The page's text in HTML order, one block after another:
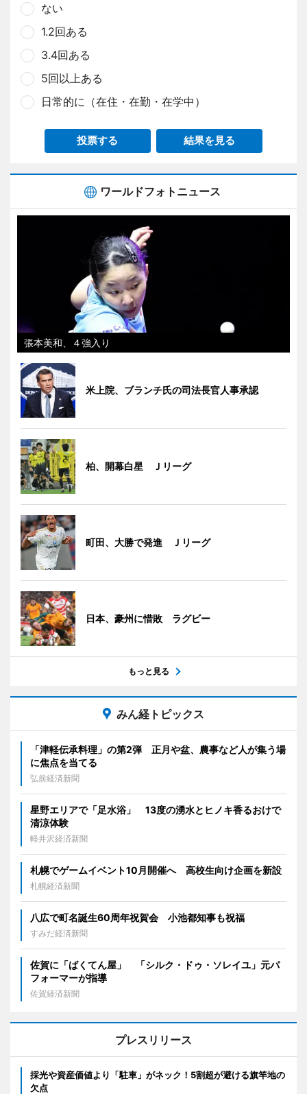
ない
1.2回ある
3.4回ある
5回以上ある
日常的に（在住・在勤・在学中）
投票する 結果を見る
ワールドフォトニュース
張本美和、４強入り
米上院、ブランチ氏の司法長官人事承認
柏、開幕白星 Ｊリーグ
町田、大勝で発進 Ｊリーグ
日本、豪州に惜敗 ラグビー
もっと見る
みん経トピックス
「津軽伝承料理」の第2弾 正月や盆、農事など人が集う場
に焦点を当てる
弘前経済新聞
星野エリアで「足水浴」 13度の湧水とヒノキ香るおけで
清涼体験
軽井沢経済新聞
札幌でゲームイベント10月開催へ 高校生向け企画を新設
札幌経済新聞
八広で町名誕生60周年祝賀会 小池都知事も祝福
すみだ経済新聞
佐賀に「ばくてん屋」 「シルク・ドゥ・ソレイユ」元パ
フォーマーが指導
佐賀経済新聞
プレスリリース
採光や資産価値より「駐車」がネック！5割超が避ける旗竿地の
欠点